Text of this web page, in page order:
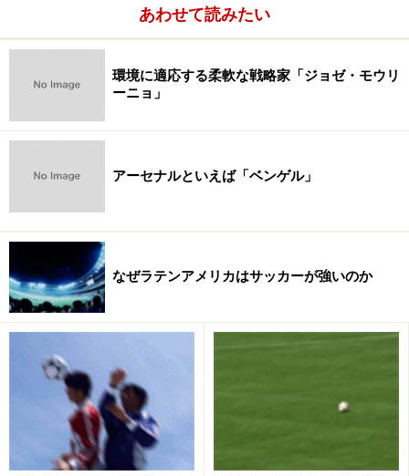
あわせて読みたい
環境に適応する柔軟な戦略家「ジョゼ・モウリ
ーニョ」
アーセナルといえば「ベンゲル」
なぜラテンアメリカはサッカーが強いのか